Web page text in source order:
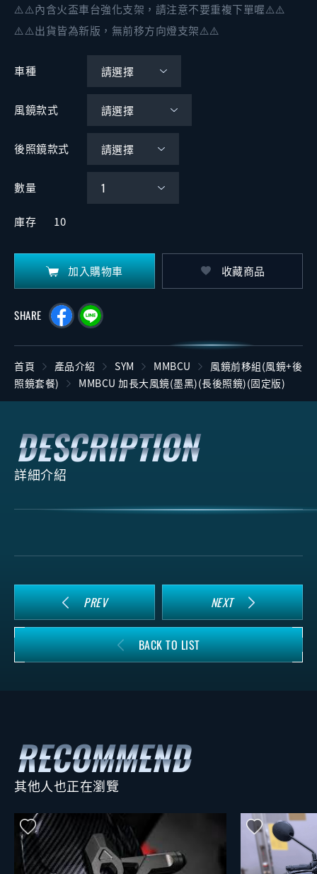
⚠️⚠️內含火盃車台強化支架，請注意不要重複下單喔⚠️⚠️
⚠️⚠️出貨皆為新版，無前移方向燈支架⚠️⚠️
車種
風鏡款式
後照鏡款式
數量
庫存 10
加入購物車 收藏商品
SHARE
首頁 產品介紹 SYM MMBCU
風鏡前移組(風鏡+後
照鏡套餐)
MMBCU 加長大風鏡(墨黑)(長後照鏡)(固定版)
詳細介紹
PREV NEXT
BACK TO LIST
其他人也正在瀏覽